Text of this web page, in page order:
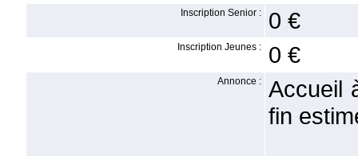
Inscription Senior : 0 €
Inscription Jeunes : 0 €
Annonce :
Accueil
fin